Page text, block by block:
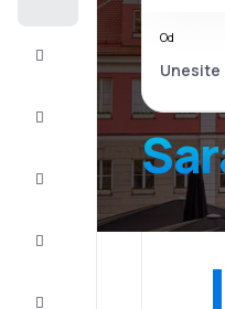
Letovanje
Smještaj
Od